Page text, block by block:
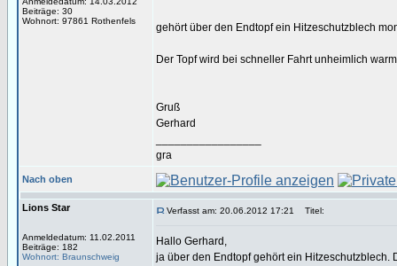
Beiträge: 30
Wohnort: 97861 Rothenfels
gehört über den Endtopf ein Hitzeschutzblech
Der Topf wird bei schneller Fahrt unheimlich
Gruß
Gerhard
gra
Nach oben
Lions Star
Anmeldedatum: 11.02.2011
Beiträge: 182
Wohnort: Braunschweig
Verfasst am: 20.06.2012 17:21 Titel:
Hallo Gerhard,
ja über den Endtopf gehört ein Hitzeschutzblech.